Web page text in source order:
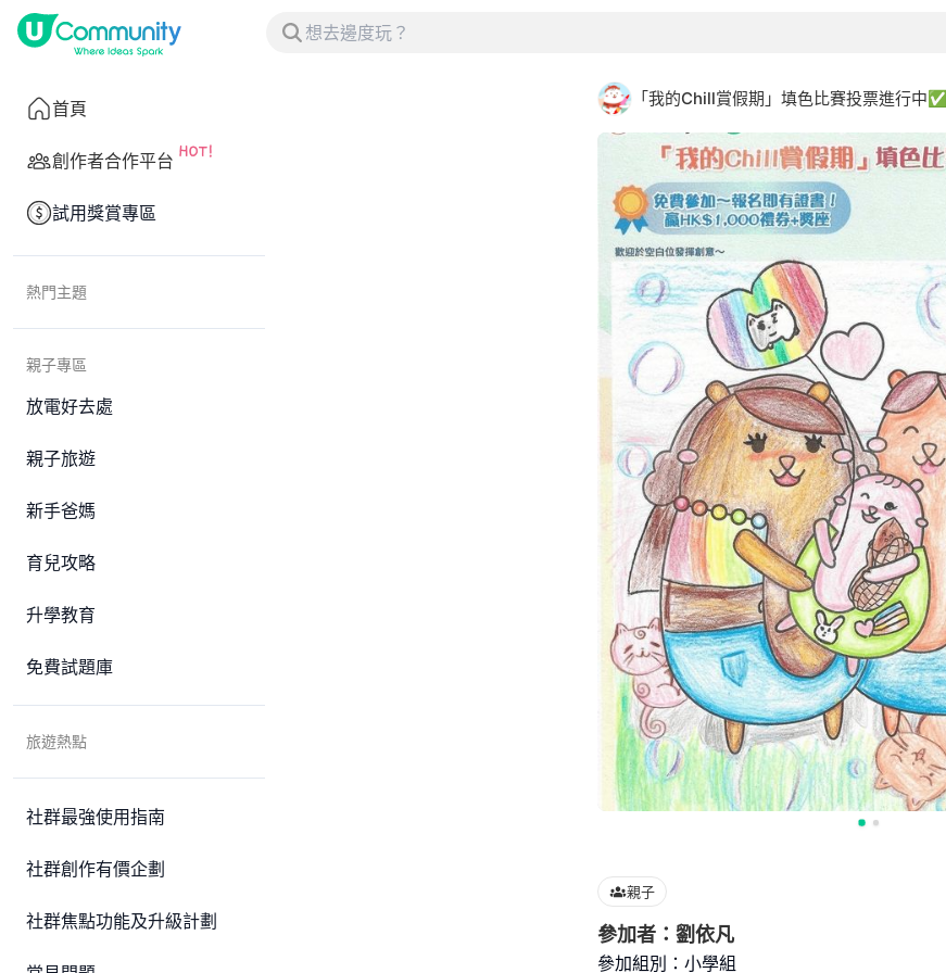
首頁
創作者合作平台
試用獎賞專區
熱門主題
親子專區
放電好去處
親子旅遊
新手爸媽
育兒攻略
升學教育
免費試題庫
旅遊熱點
社群最強使用指南
社群創作有價企劃
社群焦點功能及升級計劃
「我的Chill賞假期」填色比賽投票進行中✅
親子
參加者：劉依凡
參加組別：小學組